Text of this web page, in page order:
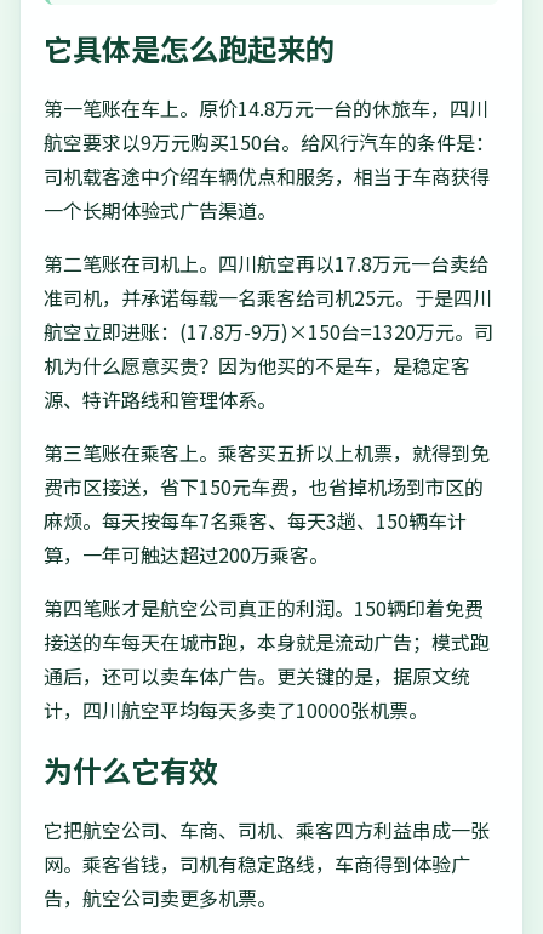
它具体是怎么跑起来的
第一笔账在车上。原价14.8万元一台的休旅车，四川
航空要求以9万元购买150台。给风行汽车的条件是：
司机载客途中介绍车辆优点和服务，相当于车商获得
一个长期体验式广告渠道。
第二笔账在司机上。四川航空再以17.8万元一台卖给
准司机，并承诺每载一名乘客给司机25元。于是四川
航空立即进账：(17.8万-9万)×150台=1320万元。司
机为什么愿意买贵？因为他买的不是车，是稳定客
源、特许路线和管理体系。
第三笔账在乘客上。乘客买五折以上机票，就得到免
费市区接送，省下150元车费，也省掉机场到市区的
麻烦。每天按每车7名乘客、每天3趟、150辆车计
算，一年可触达超过200万乘客。
第四笔账才是航空公司真正的利润。150辆印着免费
接送的车每天在城市跑，本身就是流动广告；模式跑
通后，还可以卖车体广告。更关键的是，据原文统
计，四川航空平均每天多卖了10000张机票。
为什么它有效
它把航空公司、车商、司机、乘客四方利益串成一张
网。乘客省钱，司机有稳定路线，车商得到体验广
告，航空公司卖更多机票。